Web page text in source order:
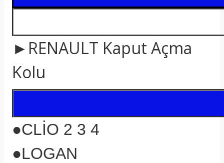
►RENAULT Kaput Açma
Kolu
●CLİO 2 3 4
●LOGAN